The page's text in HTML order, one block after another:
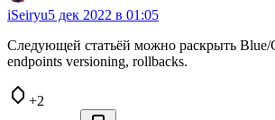
iSeiryu5 дек 2022 в 01:05
Следующей статьёй можно раскрыть Blue/
endpoints versioning, rollbacks.
+2